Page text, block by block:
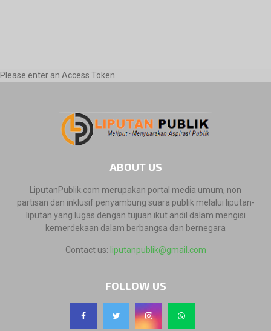
Please enter an Access Token
ABOUT US
LiputanPublik.com merupakan portal media umum, non
partisan dan inklusif penyambung suara publik melalui liputan-
liputan yang lugas dengan tujuan ikut andil dalam mengisi
kemerdekaan dalam berbangsa dan bernegara
Contact us: liputanpublik@gmail.com
FOLLOW US